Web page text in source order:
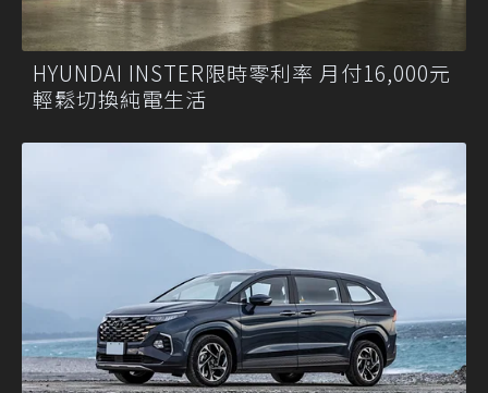
HYUNDAI INSTER限時零利率 月付16,000元
輕鬆切換純電生活